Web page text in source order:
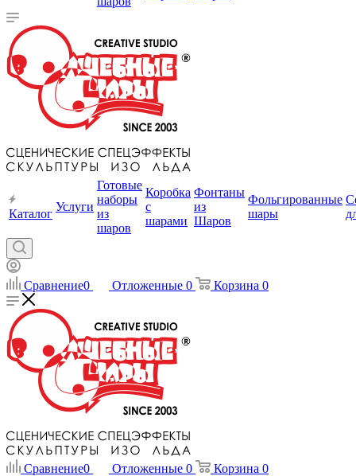
Каталог
Услуги
Готовые
наборы
из
шаров
Коробка
с
шарами
Фонтаны
из
Шаров
Фольгированные
шары
Сравнение0 Отложенные 0 Корзина 0
Сравнение0 Отложенные 0 Корзина 0